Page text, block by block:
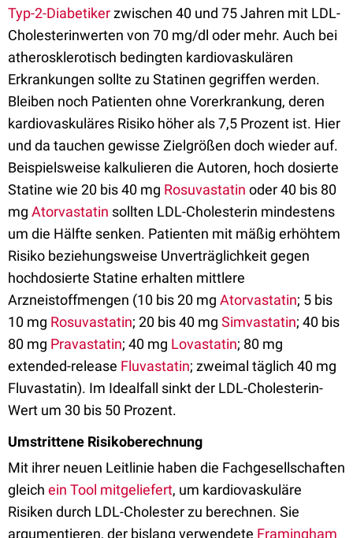
Typ-2-Diabetikerzwischen 40 und 75 Jahren mit LDL-
Cholesterinwerten von 70 mg/dl oder mehr. Auch bei
atherosklerotisch bedingten kardiovaskulären
Erkrankungen sollte zu Statinen gegriffen werden.
Bleiben noch Patienten ohne Vorerkrankung, deren
kardiovaskuläres Risiko höher als 7,5 Prozent ist. Hier
und da tauchen gewisse Zielgrößen doch wieder auf.
Beispielsweise kalkulieren die Autoren, hoch dosierte
Statine wie 20 bis 40 mg Rosuvastatin oder 40 bis 80
mg Atorvastatin sollten LDL-Cholesterin mindestens
um die Hälfte senken. Patienten mit mäßig erhöhtem
Risiko beziehungsweise Unverträglichkeit gegen
hochdosierte Statine erhalten mittlere
Arzneistoffmengen (10 bis 20 mg Atorvastatin; 5 bis
10 mg Rosuvastatin; 20 bis 40 mg Simvastatin; 40 bis
80 mg Pravastatin; 40 mg Lovastatin; 80 mg
extended-release Fluvastatin; zweimal täglich 40 mg
Fluvastatin). Im Idealfall sinkt der LDL-Cholesterin-
Wert um 30 bis 50 Prozent.
Umstrittene Risikoberechnung
Mit ihrer neuen Leitlinie haben die Fachgesellschaften
gleich ein Tool mitgeliefert, um kardiovaskuläre
Risiken durch LDL-Cholester zu berechnen. Sie
argumentieren, der bislang verwendete Framingham